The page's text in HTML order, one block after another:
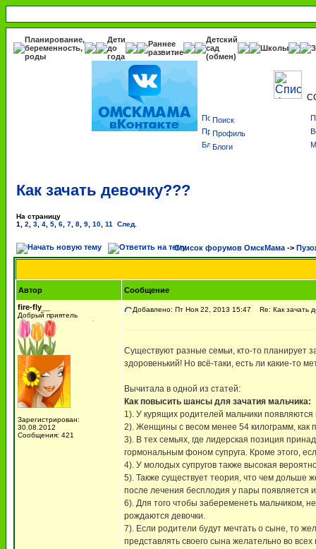
Планирование,
беременность,
роды
Дети
до
года
Раннее
развитие
Детский
сад
(обмен)
Школы
Поиск
Профиль
Блоги
Как зачать девочку???
На страницу
1
2 3 4 5 6 7 8 9 10 11 След.
Список форумов ОмскМама ->
Автор
Сообщение
fire-fly__
Добрый приятель
Зарегистрирован:
30.08.2012
Сообщения: 421
Добавлено: Пт Ноя 22, 2013 15:47 Re: Как зачать
Существуют разные семьи, кто-то планирует
здоровенький! Но всё-таки, есть ли какие-то
Вычитала в одной из статей:
Как повысить шансы для зачатия мальчика:
1). У курящих родителей мальчики
2). Женщины с весом менее 54 килограмм, как
3). В тех семьях, где лидерская позиция
гормональным фоном супруга. Кроме этого,
4). У молодых супругов также высокая
5). Также существует теория, что чем дольше
после лечения бесплодия у пары появляется
6). Для того чтобы забеременеть мальчиком,
рождаются девочки.
7). Если родители будут мечтать о сыне, то
представлять своего сына желательно во всех